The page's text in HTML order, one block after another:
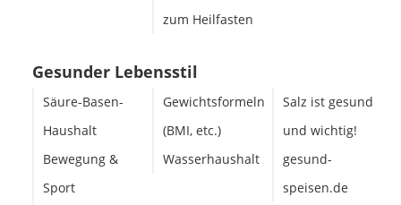
zum Heilfasten
Gesunder Lebensstil
Säure-Basen-
Haushalt
Bewegung &
Sport
Gewichtsformeln
(BMI, etc.)
Wasserhaushalt
Salz ist gesund
und wichtig!
gesund-
speisen.de